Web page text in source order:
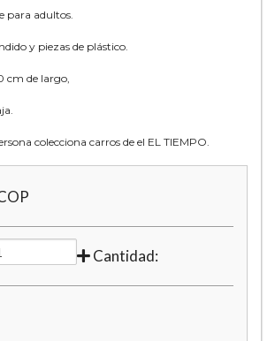
para adultos.
y piezas de plástico.
cm de largo,
colecciona carros de el EL TIEMPO.
Cantidad: